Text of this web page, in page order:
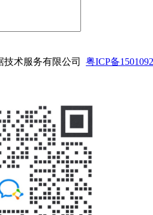
技术服务有限公司 粤ICP备